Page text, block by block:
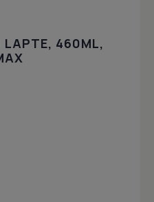
LAPTE, 460ML,